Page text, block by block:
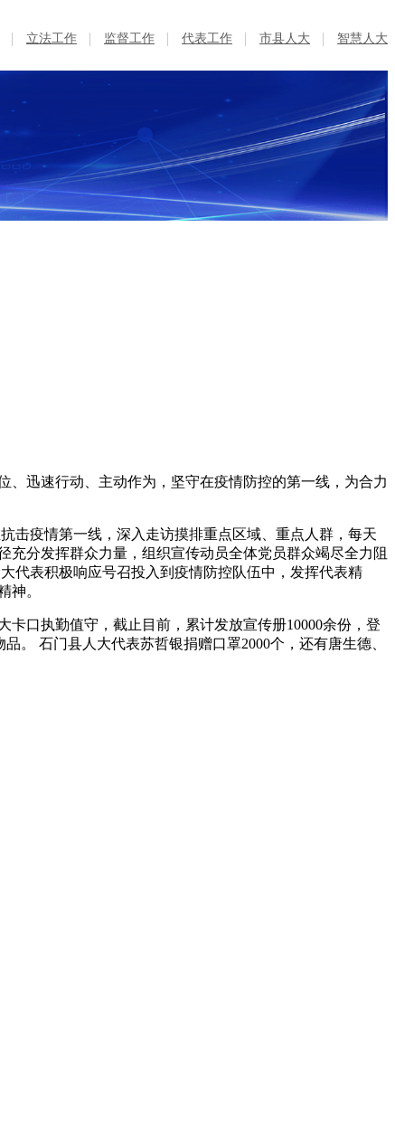
立法工作 监督工作 代表工作 市县人大 智慧人大
迅速行动、主动作为，坚守在疫情防控的第一线，为合力
疫情第一线，深入走访摸排重点区域、重点人群，每天
分发挥群众力量，组织宣传动员全体党员群众竭尽全力阻
代表积极响应号召投入到疫情防控队伍中，发挥代表精
神。
口执勤值守，截止目前，累计发放宣传册10000余份，登
。 石门县人大代表苏哲银捐赠口罩2000个，还有唐生德、